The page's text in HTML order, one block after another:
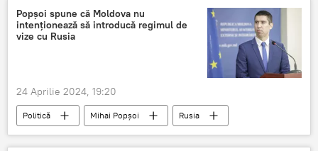
Popșoi spune că Moldova nu
intenționează să introducă regimul de
vize cu Rusia
24 Aprilie 2024, 19:20
Politică Mihai Popșoi
Rusia
călătorie fără vize
Vize